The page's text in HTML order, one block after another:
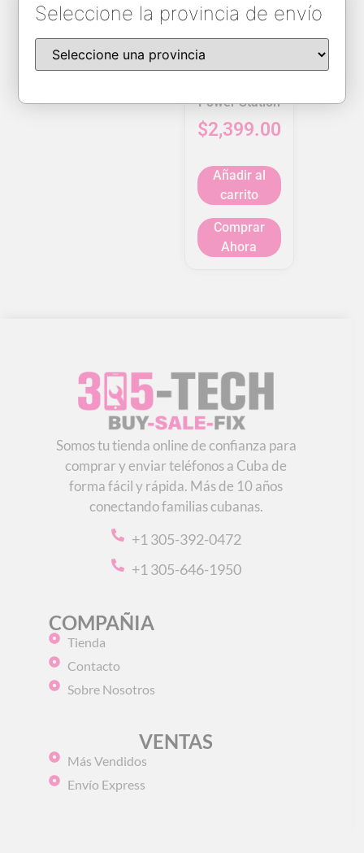
EcoFlow Delta
Power Station
$2,399.00
Añadir al
carrito
Comprar
Ahora
Somos tu tienda online de confianza para
comprar y enviar teléfonos a Cuba de
forma fácil y rápida. Más de 10 años
conectando familias cubanas.
+1 305-392-0472
+1 305-646-1950
COMPAÑIA
Tienda
Contacto
Sobre Nosotros
VENTAS
Más Vendidos
Envío Express
Seleccione la provincia de envío